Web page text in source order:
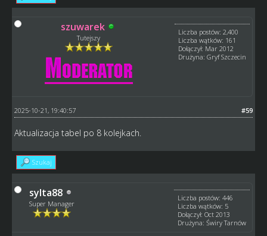
szuwarek
Tutejszy
Liczba postów: 2,400
Liczba wątków: 161
Dołączył: Mar 2012
Drużyna: Gryf Szczecin
#59
2025-10-21, 19:40:57
Aktualizacja tabel po 8 kolejkach.
Szukaj
sylta88
Super Manager
Liczba postów: 446
Liczba wątków: 5
Dołączył: Oct 2013
Drużyna: Świry Tarnów